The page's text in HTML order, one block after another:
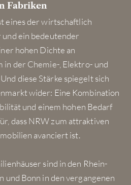
Fabriken
eines der wirtschaftlich
ein bedeutender
hohen Dichte an
in der Chemie-, Elektro- und
diese Stärke spiegelt sich
wider: Eine Kombination
und einem hohen Bedarf
dass NRW zum attraktiven
avanciert ist.
sind in den Rhein-
und Bonn in den vergangenen